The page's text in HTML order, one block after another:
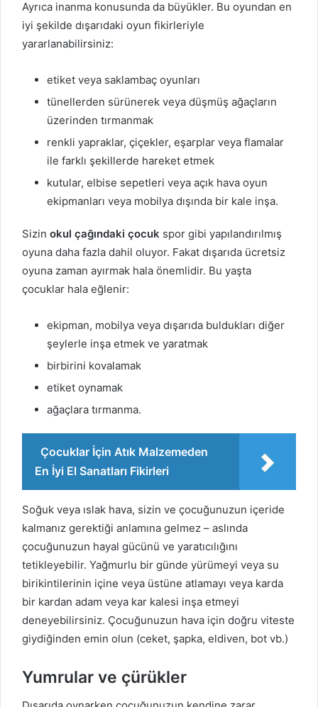
Ayrıca inanma konusunda da büyükler. Bu oyundan en
iyi şekilde dışarıdaki oyun fikirleriyle
yararlanabilirsiniz:
etiket veya saklambaç oyunları
tünellerden sürünerek veya düşmüş ağaçların
üzerinden tırmanmak
renkli yapraklar, çiçekler, eşarplar veya flamalar
ile farklı şekillerde hareket etmek
kutular, elbise sepetleri veya açık hava oyun
ekipmanları veya mobilya dışında bir kale inşa.
Sizin okul çağındaki çocuk spor gibi yapılandırılmış
oyuna daha fazla dahil oluyor. Fakat dışarıda ücretsiz
oyuna zaman ayırmak hala önemlidir. Bu yaşta
çocuklar hala eğlenir:
ekipman, mobilya veya dışarıda buldukları diğer
şeylerle inşa etmek ve yaratmak
birbirini kovalamak
etiket oynamak
ağaçlara tırmanma.
Çocuklar İçin Atık Malzemeden
En İyi El Sanatları Fikirleri
Soğuk veya ıslak hava, sizin ve çocuğunuzun içeride
kalmanız gerektiği anlamına gelmez – aslında
çocuğunuzun hayal gücünü ve yaratıcılığını
tetikleyebilir. Yağmurlu bir günde yürümeyi veya su
birikintilerinin içine veya üstüne atlamayı veya karda
bir kardan adam veya kar kalesi inşa etmeyi
deneyebilirsiniz. Çocuğunuzun hava için doğru viteste
giydiğinden emin olun (ceket, şapka, eldiven, bot vb.)
Yumrular ve çürükler